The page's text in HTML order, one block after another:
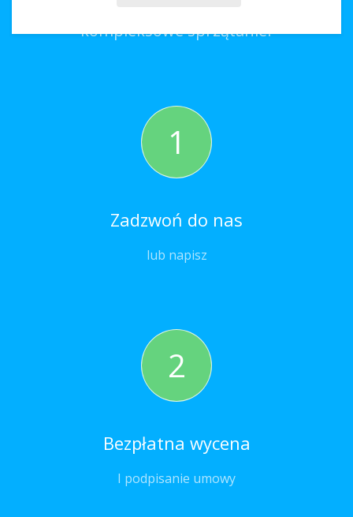
kompleksowe sprzątanie?
1
Zadzwoń do nas
lub napisz
2
Bezpłatna wycena
I podpisanie umowy